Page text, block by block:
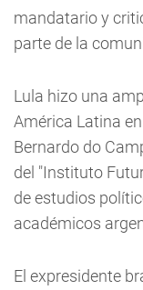
mandatario y
parte de la
Lula hizo una
América Latina
Bernardo do
del "Instituto
de estudios
académicos
El expresidente